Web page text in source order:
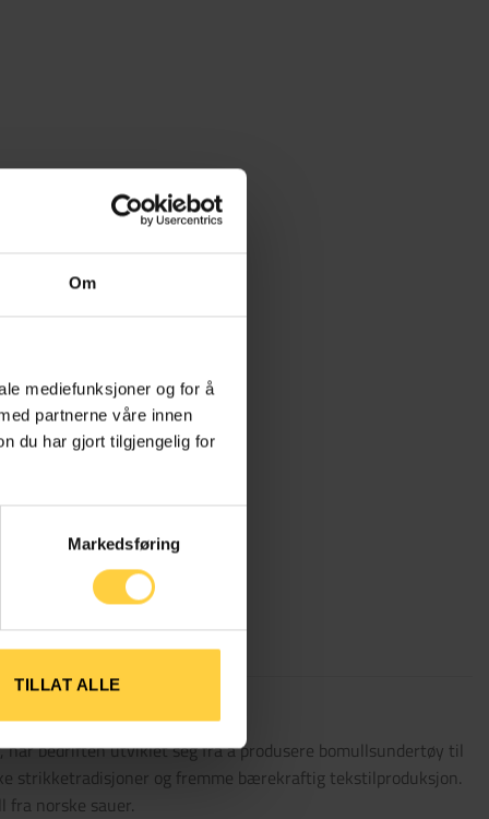
Om
mediefunksjoner og for å
partnerne våre innen
du har gjort tilgjengelig for
Markedsføring
TILLAT ALLE
A+ 15,00 Påskekort B
bedriften utviklet seg fra å produsere bomullsundertøy til
strikketradisjoner og fremme bærekraftig tekstilproduksjon.
norske sauer​​.